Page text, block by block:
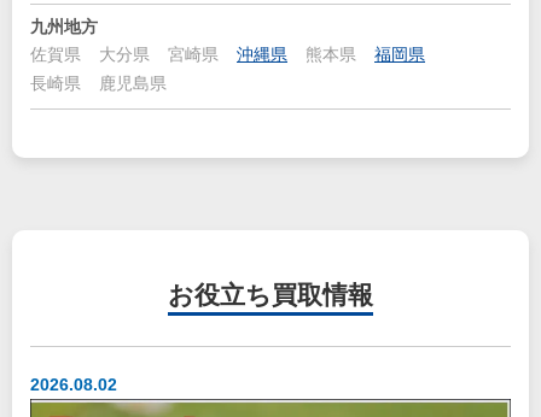
九州地方
佐賀県
大分県 宮崎県 沖縄県 熊本県
福岡県
長崎県
鹿児島県
お役立ち 買取情報
2026.08.02